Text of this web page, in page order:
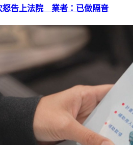
怒告上法院 業者：已做隔音